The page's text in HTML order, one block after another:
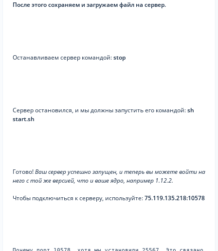
После этого сохраняем и загружаем файл на сервер.
Останавливаем сервер командой:stop
Сервер остановился, и мы должны запустить его командой:sh
start.sh
Готово!Ваш сервер успешно запущен, и теперь вы можете войти на
него с той же версией, что и ваше ядро, например 1.12.2.
Чтобы подключиться к серверу, используйте:75.119.135.218:10578